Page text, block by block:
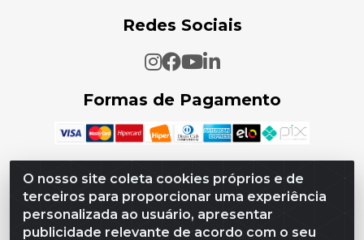
O nosso site coleta cookies próprios e de
terceiros para proporcionar uma experiência
personalizada ao usuário, apresentar
publicidade relevante de acordo com o seu
Redes Sociais
Formas de Pagamento
SDE Distribuidora - CNPJ 21.256.822/0001-08 - Estrada
Do Tingui, 00740 - Campo Grande, Rio de Janeiro/RJ -
CEP 23075-007